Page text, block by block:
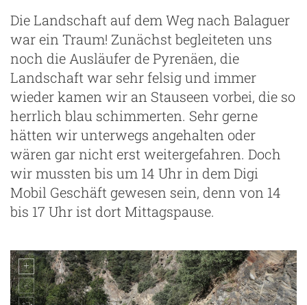
Die Landschaft auf dem Weg nach Balaguer
war ein Traum! Zunächst begleiteten uns
noch die Ausläufer de Pyrenäen, die
Landschaft war sehr felsig und immer
wieder kamen wir an Stauseen vorbei, die so
herrlich blau schimmerten. Sehr gerne
hätten wir unterwegs angehalten oder
wären gar nicht erst weitergefahren. Doch
wir mussten bis um 14 Uhr in dem Digi
Mobil Geschäft gewesen sein, denn von 14
bis 17 Uhr ist dort Mittagspause.